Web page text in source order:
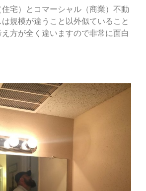
宅）とコマーシャル（商業）不動
規模が違うこと以外似ていること
方が全く違いますので非常に面白